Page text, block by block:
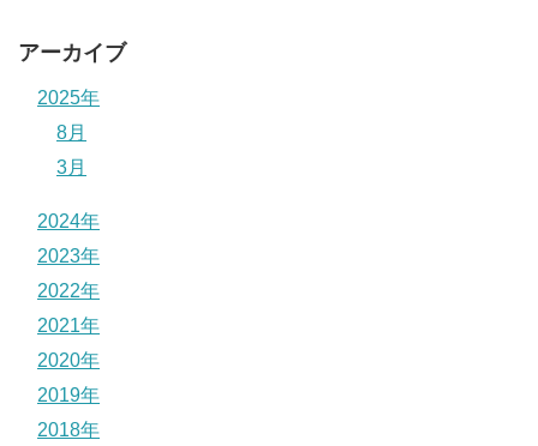
アーカイブ
2025年
8月
3月
2024年
2023年
2022年
2021年
2020年
2019年
2018年